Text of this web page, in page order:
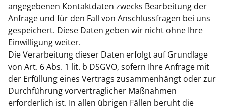
angegebenen Kontaktdaten zwecks Bearbeitung der
Anfrage und für den Fall von Anschlussfragen bei uns
gespeichert. Diese Daten geben wir nicht ohne Ihre
Einwilligung weiter.
Die Verarbeitung dieser Daten erfolgt auf Grundlage
von Art. 6 Abs. 1 lit. b DSGVO, sofern Ihre Anfrage mit
der Erfüllung eines Vertrags zusammenhängt oder zur
Durchführung vorvertraglicher Maßnahmen
erforderlich ist. In allen übrigen Fällen beruht die